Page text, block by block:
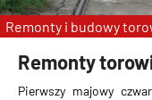
Remonty
Pierwszy majowy
Remonty i budowy